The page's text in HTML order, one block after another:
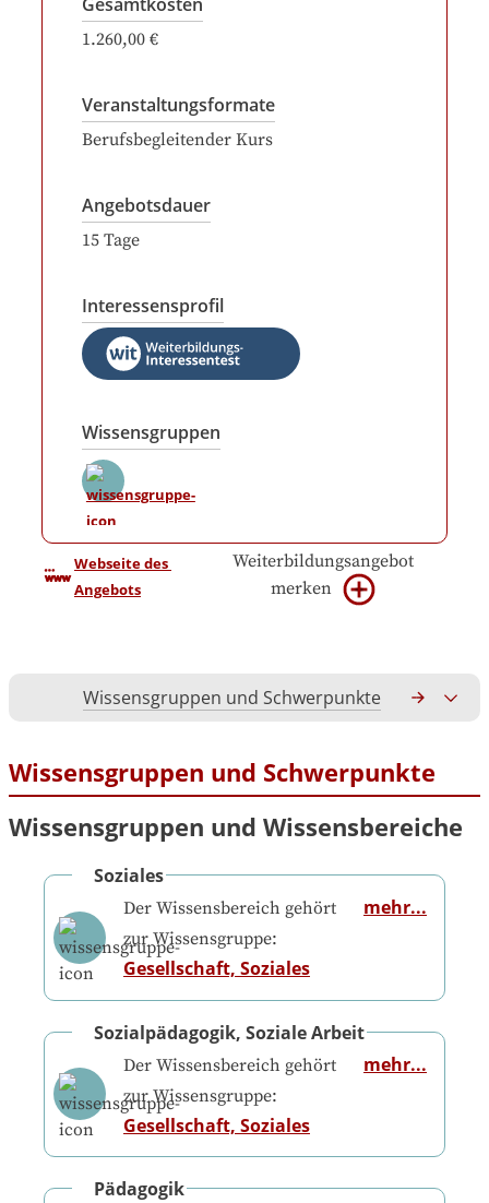
1.260,00 €
Veranstaltungsformate
Berufsbegleitender Kurs
Angebotsdauer
15 Tage
Interessensprofil
Wissensgruppen
Webseite des
Angebots
Weiterbildungsangebot
merken
Wissensgruppen und Schwerpunkte
Wissensgruppen und Schwerpunkte
Wissensgruppen und Wissensbereiche
Soziales
Der Wissensbereich gehört
zur Wissensgruppe:
Gesellschaft, Soziales
mehr...
Sozialpädagogik, Soziale Arbeit
Der Wissensbereich gehört
zur Wissensgruppe:
Gesellschaft, Soziales
mehr...
Pädagogik